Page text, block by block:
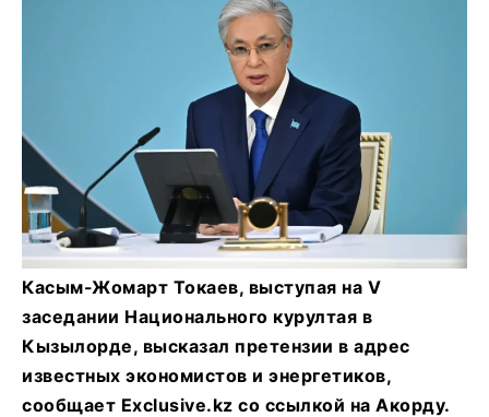
Касым-Жомарт Токаев, выступая на V
заседании Национального курултая в
Кызылорде, высказал претензии в адрес
известных экономистов и энергетиков,
сообщает Exclusive.kz со ссылкой на Акорду.